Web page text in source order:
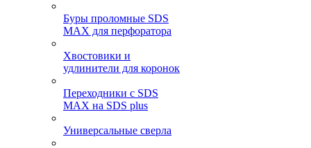
Буры проломные SDS
MAX для перфоратора
Хвостовики и
удлинители для коронок
Переходники с SDS
MAX на SDS plus
Универсальные сверла